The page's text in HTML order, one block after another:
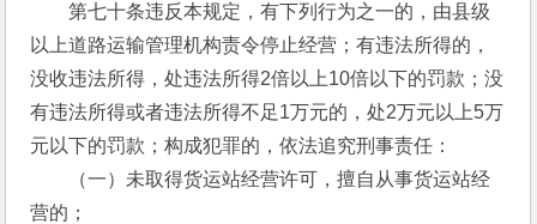
第七十条违反本规定，有下列行为之一的，由县级
以上道路运输管理机构责令停止经营；有违法所得的，
没收违法所得，处违法所得2倍以上10倍以下的罚款；没
有违法所得或者违法所得不足1万元的，处2万元以上5万
元以下的罚款；构成犯罪的，依法追究刑事责任：
（一）未取得货运站经营许可，擅自从事货运站经
营的；